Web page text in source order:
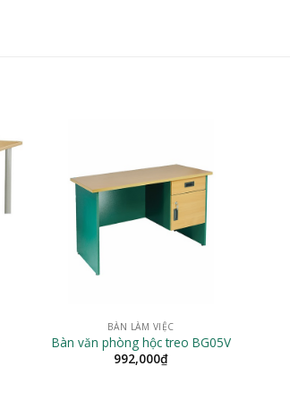
BÀN LÀM VIỆC
Bàn văn phòng hộc treo BG05V
992,000₫